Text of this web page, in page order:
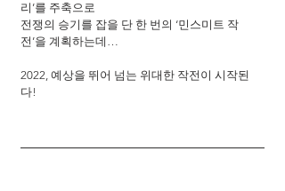
리’를 주축으로
전쟁의 승기를 잡을 단 한 번의 ‘민스미트 작
전’을 계획하는데…
2022, 예상을 뛰어 넘는 위대한 작전이 시작된
다!